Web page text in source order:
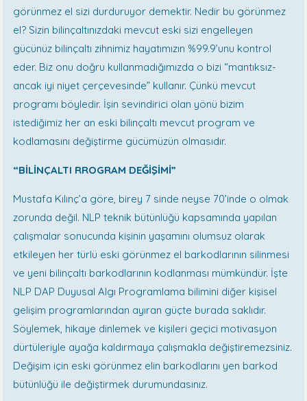
görünmez el sizi durduruyor demektir. Nedir bu görünmez
el? Sizin bilinçaltınızdaki mevcut eski sizi engelleyen
gücünüz bilinçaltı zihnimiz hayatımızın %99.9’unu kontrol
eder. Biz onu doğru kullanmadığımızda o bizi “mantıksız-
ancak iyi niyet çerçevesinde” kullanır. Çünkü mevcut
programı böyledir. İşin sevindirici olan yönü bizim
istediğimiz her an eski bilinçaltı mevcut program ve
kodlamasını değiştirme gücümüzün olmasıdır.
“BİLİNÇALTI RROGRAM DEĞİŞİMİ”
Mustafa Kılınç’a göre, birey 7 sinde neyse 70’inde o olmak
zorunda değil. NLP teknik bütünlüğü kapsamında yapılan
çalışmalar sonucunda kişinin yaşamını olumsuz olarak
etkileyen her türlü eski görünmez el barkodlarının silinmesi
ve yeni bilinçaltı barkodlarının kodlanması mümkündür. İşte
NLP DAP Duyusal Algı Programlama bilimini diğer kişisel
gelişim programlarından ayıran güçte burada saklıdır.
Söylemek, hikaye dinlemek ve kişileri geçici motivasyon
dürtüleriyle ayağa kaldırmaya çalışmakla değiştiremezsiniz.
Değişim için eski görünmez elin barkodlarını yen barkod
bütünlüğü ile değiştirmek durumundasınız.